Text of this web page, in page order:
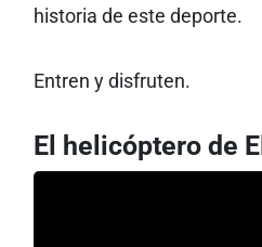
historia de este deporte.
Entren y disfruten.
El helicóptero de